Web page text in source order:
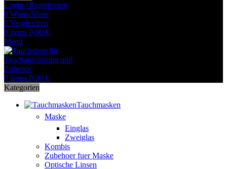
Login / Registrieren
0 Wunschliste
0 Vergleichen
0 items 0,00 €
Menü
0 items 0,00 €
Kategorien
Tauchmasken
Maske
Einglas
Zweiglas
Kombis
Zubehoer fuer Maske
Optische Linsen